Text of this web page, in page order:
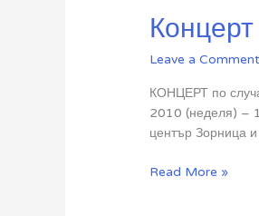
Leave a Comment
КОНЦЕРТ по
2010 (неделя) –
център Зорница
Концерт
Read More »